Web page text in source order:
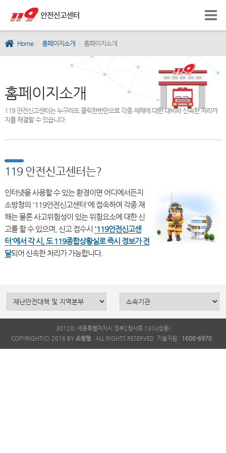
Home 홈페이지소개 홈페이지소개
홈페이지소개
119 안전신고센터는 누구라도 클릭한번만으로 각종 재해에 대한 대비와 신속한 처리까
지를 해결할 수 있습니다.
119 안전신고센터는?
인터넷을 사용할 수 있는 환경이면 어디에서든지
소방청의 '119안전신고센터'에 접속하여 각종 재
해는 물론 사고위험성이 있는 위험요소에 대한 신
고를 할 수 있으며, 신고 접수시 '119안전신고센
터'에서 각 시, 도 119종합상황실로 즉시 정보가 전
달
30128) 세종특별자치시 정부2청사로 13(나성동)
COPYRIGHT(C) 2016 BY 소방청. ALL RIGHTS RESERVED. 기술지원 : 1600-6970